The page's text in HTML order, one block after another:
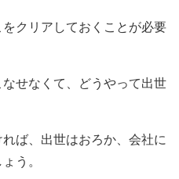
クリアしておくことが必要
せなくて、どうやって出世
ば、出世はおろか、会社に
う。